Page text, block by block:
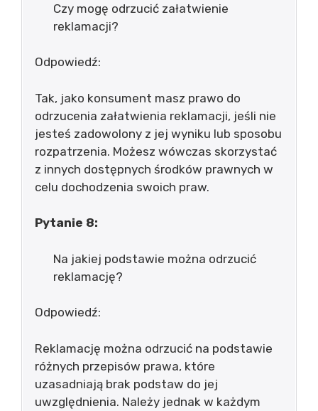
Czy mogę odrzucić załatwienie
reklamacji?
Odpowiedź:
Tak, jako konsument masz prawo do
odrzucenia załatwienia reklamacji, jeśli nie
jesteś zadowolony z jej wyniku lub sposobu
rozpatrzenia. Możesz wówczas skorzystać
z innych dostępnych środków prawnych w
celu dochodzenia swoich praw.
Pytanie 8:
Na jakiej podstawie można odrzucić
reklamację?
Odpowiedź:
Reklamację można odrzucić na podstawie
różnych przepisów prawa, które
uzasadniają brak podstaw do jej
uwzględnienia. Należy jednak w każdym